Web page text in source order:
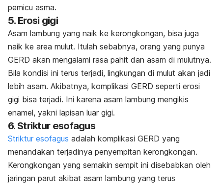
pemicu asma.
5. Erosi gigi
Asam lambung yang naik ke kerongkongan, bisa juga
naik ke area mulut. Itulah sebabnya, orang yang punya
GERD akan mengalami rasa pahit dan asam di mulutnya.
Bila kondisi ini terus terjadi, lingkungan di mulut akan jadi
lebih asam. Akibatnya, komplikasi GERD seperti erosi
gigi bisa terjadi. Ini karena asam lambung mengikis
enamel, yakni lapisan luar gigi.
6. Striktur esofagus
Striktur esofagus adalah komplikasi GERD yang
menandakan terjadinya penyempitan kerongkongan.
Kerongkongan yang semakin sempit ini disebabkan oleh
jaringan parut akibat asam lambung yang terus